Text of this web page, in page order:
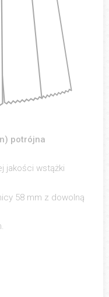
potrójna
jakości wstążki
58 mm z dowolną